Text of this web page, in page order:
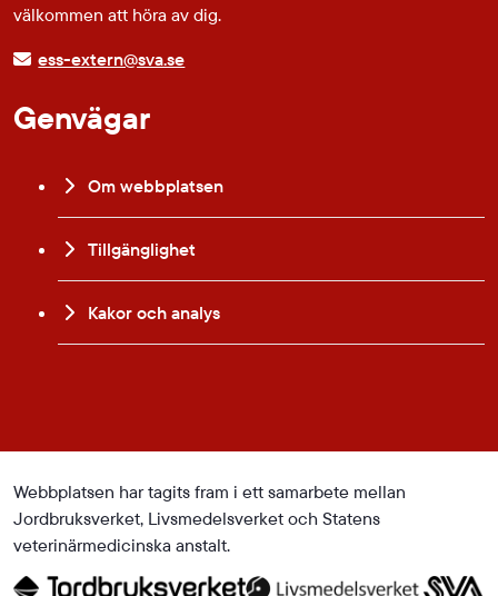
välkommen att höra av dig.
ess-extern@sva.se
Genvägar
Om webbplatsen
Tillgänglighet
Kakor och analys
Webbplatsen har tagits fram i ett samarbete mellan
Jordbruksverket, Livsmedelsverket och Statens
veterinärmedicinska anstalt.